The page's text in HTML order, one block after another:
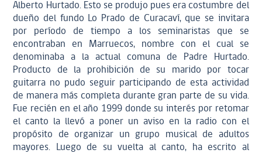
Alberto Hurtado. Esto se produjo pues era costumbre del
dueño del fundo Lo Prado de Curacaví, que se invitara
por período de tiempo a los seminaristas que se
encontraban en Marruecos, nombre con el cual se
denominaba a la actual comuna de Padre Hurtado.
Producto de la prohibición de su marido por tocar
guitarra no pudo seguir participando de esta actividad
de manera más completa durante gran parte de su vida.
Fue recién en el año 1999 donde su interés por retomar
el canto la llevó a poner un aviso en la radio con el
propósito de organizar un grupo musical de adultos
mayores. Luego de su vuelta al canto, ha escrito al